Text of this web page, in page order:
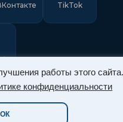
работы этого сайта.
конфиденциальности
ОК
TikTok